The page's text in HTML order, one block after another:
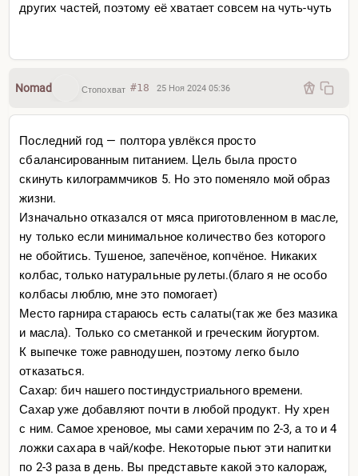
других частей, поэтому её хватает совсем на чуть-чуть
Nomad Стопохват #18 25 Ноя 2024 05:36
Последний год — полтора увлёкся просто
сбалансированным питанием. Цель была просто
скинуть килограммчиков 5. Но это поменяло мой образ
жизни.
Изначально отказался от мяса приготовленном в масле,
ну только если минимальное количество без которого
не обойтись. Тушеное, запечёное, копчёное. Никаких
колбас, только натуральные рулеты.(благо я не особо
колбасы люблю, мне это помогает)
Место гарнира стараюсь есть салаты(так же без мазика
и масла). Только со сметанкой и греческим йогуртом.
К выпечке тоже равнодушен, поэтому легко было
отказаться.
Сахар: бич нашего постиндустриального времени.
Сахар уже добавляют почти в любой продукт. Ну хрен
с ним. Самое хреновое, мы сами херачим по 2-3, а то и 4
ложки сахара в чай/кофе. Некоторые пьют эти напитки
по 2-3 раза в день. Вы представьте какой это калораж,